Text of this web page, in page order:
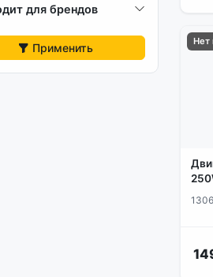
для брендов
Применить
Нет